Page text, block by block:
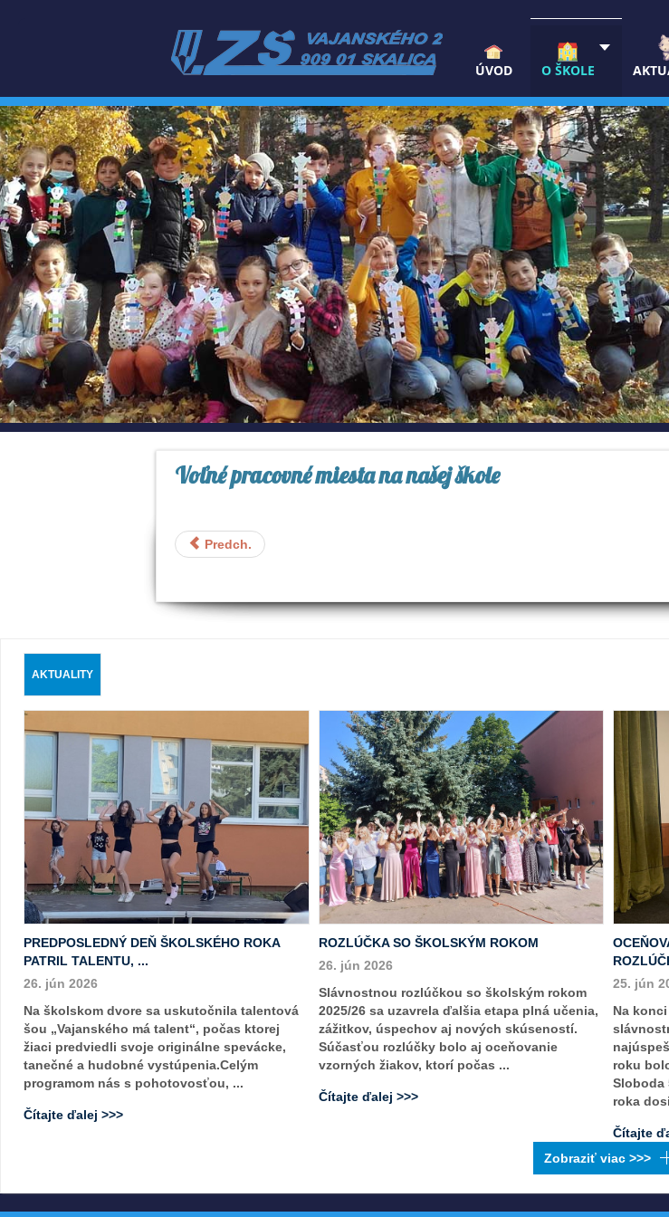
ÚVOD O ŠKOLE
Voľné pracovné miesta na našej škole
Predch.
AKTUALITY
PREDPOSLEDNÝ DEŇ ŠKOLSKÉHO ROKA
PATRIL TALENTU, ...
26. jún 2026
Na školskom dvore sa uskutočnila talentová
šou „Vajanského má talent“, počas ktorej
žiaci predviedli svoje originálne spevácke,
tanečné a hudobné vystúpenia.Celým
programom nás s pohotovosťou, ...
Čítajte ďalej >>>
ROZLÚČKA SO ŠKOLSKÝM ROKOM
26. jún 2026
Slávnostnou rozlúčkou so školským rokom
2025/26 sa uzavrela ďalšia etapa plná učenia,
zážitkov, úspechov aj nových skúseností.
Súčasťou rozlúčky bolo aj oceňovanie
vzorných žiakov, ktorí počas ...
Čítajte ďalej >>>
25. jún
Na
roku
Sloboda
roka
Čítajte